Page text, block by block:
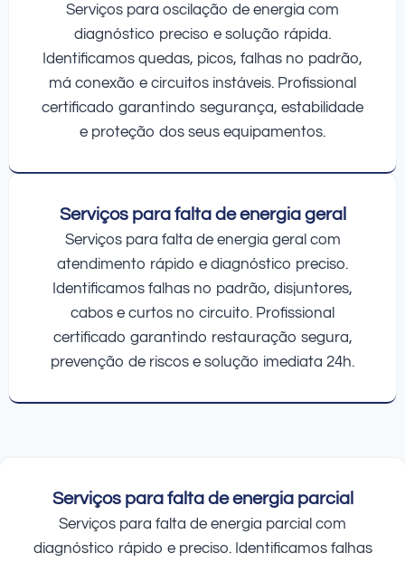
Serviços para oscilação de energia com
diagnóstico preciso e solução rápida.
Identificamos quedas, picos, falhas no padrão,
má conexão e circuitos instáveis. Profissional
certificado garantindo segurança, estabilidade
e proteção dos seus equipamentos.
Serviços para falta de energia geral
Serviços para falta de energia geral com
atendimento rápido e diagnóstico preciso.
Identificamos falhas no padrão, disjuntores,
cabos e curtos no circuito. Profissional
certificado garantindo restauração segura,
prevenção de riscos e solução imediata 24h.
Serviços para falta de energia parcial
Serviços para falta de energia parcial com
diagnóstico rápido e preciso. Identificamos falhas